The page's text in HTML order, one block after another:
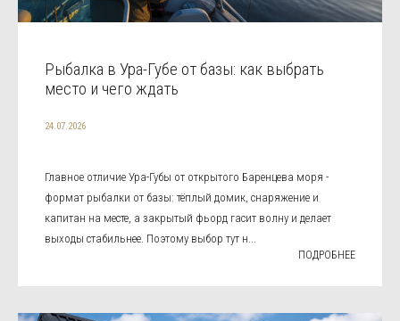
Рыбалка в Ура-Губе от базы: как выбрать
место и чего ждать
24.07.2026
Главное отличие Ура-Губы от открытого Баренцева моря -
формат рыбалки от базы: тёплый домик, снаряжение и
капитан на месте, а закрытый фьорд гасит волну и делает
выходы стабильнее. Поэтому выбор тут н...
ПОДРОБНЕЕ